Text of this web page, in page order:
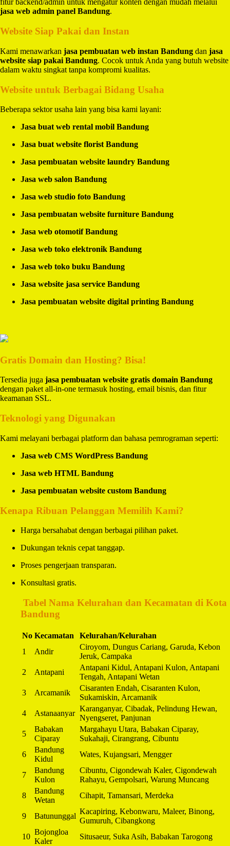
fitur backend/admin untuk mengatur konten dengan mudah melalui
jasa web admin panel Bandung.
Website Siap Pakai dan Instan
Kami menawarkan jasa pembuatan web instan Bandung dan jasa
website siap pakai Bandung. Cocok untuk Anda yang butuh website
dalam waktu singkat tanpa kompromi kualitas.
Website untuk Berbagai Bidang Usaha
Beberapa sektor usaha lain yang bisa kami layani:
Jasa buat web rental mobil Bandung
Jasa buat website florist Bandung
Jasa pembuatan website laundry Bandung
Jasa web salon Bandung
Jasa web studio foto Bandung
Jasa pembuatan website furniture Bandung
Jasa web otomotif Bandung
Jasa web toko elektronik Bandung
Jasa web toko buku Bandung
Jasa website jasa service Bandung
Jasa pembuatan website digital printing Bandung
Gratis Domain dan Hosting? Bisa!
Tersedia juga jasa pembuatan website gratis domain Bandung
dengan paket all-in-one termasuk hosting, email bisnis, dan fitur
keamanan SSL.
Teknologi yang Digunakan
Kami melayani berbagai platform dan bahasa pemrograman seperti:
Jasa web CMS WordPress Bandung
Jasa web HTML Bandung
Jasa pembuatan website custom Bandung
Kenapa Ribuan Pelanggan Memilih Kami?
Harga bersahabat dengan berbagai pilihan paket.
Dukungan teknis cepat tanggap.
Proses pengerjaan transparan.
Konsultasi gratis.
Tabel Nama Kelurahan dan Kecamatan di Kota
Bandung
No Kecamatan
Kelurahan/Kelurahan
1
Andir
Ciroyom, Dungus Cariang, Garuda, Kebon
Jeruk, Campaka
2
Antapani
Antapani Kidul, Antapani Kulon, Antapani
Tengah, Antapani Wetan
3
Arcamanik
Cisaranten Endah, Cisaranten Kulon,
Sukamiskin, Arcamanik
4
Astanaanyar
Karanganyar, Cibadak, Pelindung Hewan,
Nyengseret, Panjunan
5
Babakan
Ciparay
Margahayu Utara, Babakan Ciparay,
Sukahaji, Cirangrang, Cibuntu
6
Bandung
Kidul
Wates, Kujangsari, Mengger
7
Bandung
Kulon
Cibuntu, Cigondewah Kaler, Cigondewah
Rahayu, Gempolsari, Warung Muncang
8
Bandung
Wetan
Cihapit, Tamansari, Merdeka
9 Batununggal
Kacapiring, Kebonwaru, Maleer, Binong,
Gumuruh, Cibangkong
10
Bojongloa
Kaler
Situsaeur, Suka Asih, Babakan Tarogong